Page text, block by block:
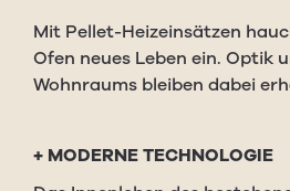
Mit Pellet-Heizeinsätzen
Ofen neues Leben ein. Optik
Wohnraums bleiben dabei
+ MODERNE TECHNOLOGIE